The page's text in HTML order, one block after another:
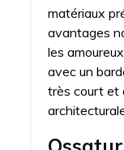
matériaux
avantages
les
avec un
très court et